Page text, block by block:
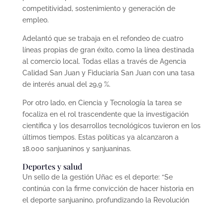
competitividad, sostenimiento y generación de
empleo.
Adelantó que se trabaja en el refondeo de cuatro
líneas propias de gran éxito, como la línea destinada
al comercio local. Todas ellas a través de Agencia
Calidad San Juan y Fiduciaria San Juan con una tasa
de interés anual del 29,9 %.
Por otro lado, en Ciencia y Tecnología la tarea se
focaliza en el rol trascendente que la investigación
científica y los desarrollos tecnológicos tuvieron en los
últimos tiempos. Estas políticas ya alcanzaron a
18.000 sanjuaninos y sanjuaninas.
Deportes y salud
Un sello de la gestión Uñac es el deporte: “Se
continúa con la firme convicción de hacer historia en
el deporte sanjuanino, profundizando la Revolución